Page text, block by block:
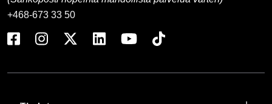
+468-673 33 50